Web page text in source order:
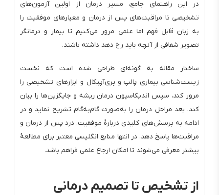
در این راهنمای جامع، مسیر درمان از اولین آزمون‌های
تشخیصی تا مراقبت‌های پس از درمان و معیارهای موفقیت را
به زبان قابل فهم اما علمی مرور می‌کنیم تا بیمار و درمانگر
تصویر شفافی از آنچه باید رخ دهد داشته باشند.
ساختار مقاله به گونه‌ای طراحی شده است که نخست
زیست‌شناسی بیماری پالپ و پری‌آپیکال و ابزارهای تشخیصی را
مرور کند، سپس اندیکاسیون درمان ریشه و جایگزین‌ها را بیان
کند، بعد مراحل درمان را به‌صورت گام‌به‌گام تشریح نماید و در
ادامه به پرسش‌های کلیدی دربارهٔ موفقیت، درد پس از درمان و
مراقبت‌ها پاسخ دهد. در انتها منابع انگلیسی معتبر برای مطالعهٔ
بیشتر معرفی می‌شوند تا امکان ارجاع علمی فراهم باشد.
از تشخیص تا تصمیم درمانی